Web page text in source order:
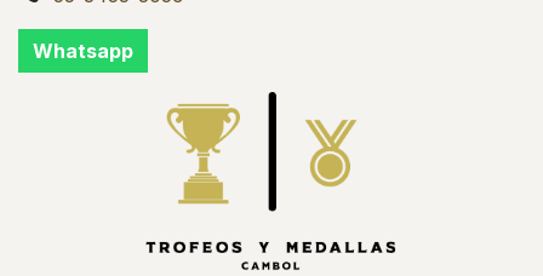
Whatsapp